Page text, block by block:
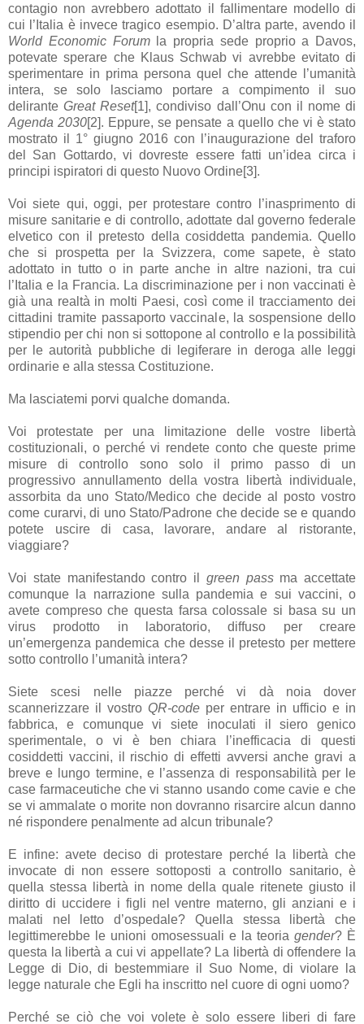
contagio non avrebbero adottato il fallimentare modello di
cui l’Italia è invece tragico esempio. D’altra parte, avendo il
World Economic Forumla propria sede proprio a Davos,
potevate sperare che Klaus Schwab vi avrebbe evitato di
sperimentare in prima persona quel che attende l’umanità
intera, se solo lasciamo portare a compimento il suo
deliranteGreat Reset[1], condiviso dall’Onu con il nome di
Agenda 2030[2]. Eppure, se pensate a quello che vi è stato
mostrato il 1° giugno 2016 con l’inaugurazione del traforo
del San Gottardo, vi dovreste essere fatti un’idea circa i
principi ispiratori di questo Nuovo Ordine[3].
Voi siete qui, oggi, per protestare contro l’inasprimento di
misure sanitarie e di controllo, adottate dal governo federale
elvetico con il pretesto della cosiddetta pandemia. Quello
che si prospetta per la Svizzera, come sapete, è stato
adottato in tutto o in parte anche in altre nazioni, tra cui
l’Italia e la Francia. La discriminazione per i non vaccinati è
già una realtà in molti Paesi, così come il tracciamento dei
cittadini tramite passaporto vaccinale, la sospensione dello
stipendio per chi non si sottopone al controllo e la possibilità
per le autorità pubbliche di legiferare in deroga alle leggi
ordinarie e alla stessa Costituzione.
Ma lasciatemi porvi qualche domanda.
Voi protestate per una limitazione delle vostre libertà
costituzionali, o perché vi rendete conto che queste prime
misure di controllo sono solo il primo passo di un
progressivo annullamento della vostra libertà individuale,
assorbita da uno Stato/Medico che decide al posto vostro
come curarvi, di uno Stato/Padrone che decide se e quando
potete uscire di casa, lavorare, andare al ristorante,
viaggiare?
Voi state manifestando contro il green pass ma accettate
comunque la narrazione sulla pandemia e sui vaccini, o
avete compreso che questa farsa colossale si basa su un
virus prodotto in laboratorio, diffuso per creare
un’emergenza pandemica che desse il pretesto per mettere
sotto controllo l’umanità intera?
Siete scesi nelle piazze perché vi dà noia dover
scannerizzare il vostro QR-code per entrare in ufficio e in
fabbrica, e comunque vi siete inoculati il siero genico
sperimentale, o vi è ben chiara l’inefficacia di questi
cosiddetti vaccini, il rischio di effetti avversi anche gravi a
breve e lungo termine, e l’assenza di responsabilità per le
case farmaceutiche che vi stanno usando come cavie e che
se vi ammalate o morite non dovranno risarcire alcun danno
né rispondere penalmente ad alcun tribunale?
E infine: avete deciso di protestare perché la libertà che
invocate di non essere sottoposti a controllo sanitario, è
quella stessa libertà in nome della quale ritenete giusto il
diritto di uccidere i figli nel ventre materno, gli anziani e i
malati nel letto d’ospedale? Quella stessa libertà che
legittimerebbe le unioni omosessuali e la teoria gender? È
questa la libertà a cui vi appellate? La libertà di offendere la
Legge di Dio, di bestemmiare il Suo Nome, di violare la
legge naturale che Egli ha inscritto nel cuore di ogni uomo?
Perché se ciò che voi volete è solo essere liberi di fare